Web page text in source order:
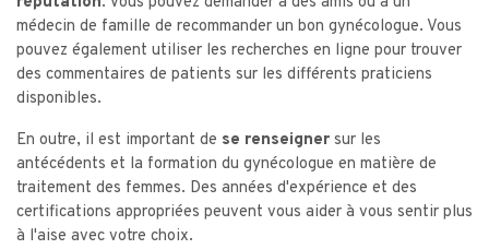
médecin de famille de recommander un bon gynécologue. Vous
pouvez également utiliser les recherches en ligne pour trouver
des commentaires de patients sur les différents praticiens
disponibles.
En outre, il est important de se renseigner sur les
antécédents et la formation du gynécologue en matière de
traitement des femmes. Des années d'expérience et des
certifications appropriées peuvent vous aider à vous sentir plus
à l'aise avec votre choix.